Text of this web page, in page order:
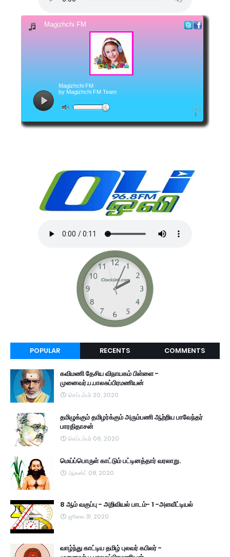
POPULAR RECENTS COMMENTS
கவிமணி தேசிய விநாயகம் பிள்ளை -
முனைவர்.ப.பாலசுப்பிரமணியன்
செப்டம்பர் 20, 2020
தமிழுக்கும் தமிழர்க்கும் அரும்பணி ஆற்றிய பாவேந்தர்
பாரதிதாசன்
செப்டம்பர் 06, 2020
மெய்ப்பொருள் காட்டும் பட்டினத்தார் வரலாறு.
ஆகஸ்ட் 08, 2020
8 ஆம் வகுப்பு - அறிவியல் பாடம்- 1 -அளவீட்டியல்
ஜூலை 31, 2020
வாழ்ந்து காட்டிய தமிழ் புலவர் கபிலர் -